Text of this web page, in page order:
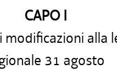
CAPO I
modificazioni alla
31 agosto